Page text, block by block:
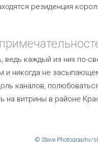
резиденция
ведь каждый из них по-
и никогда не
каналов,
на витрины в районе
© Steve Photography/